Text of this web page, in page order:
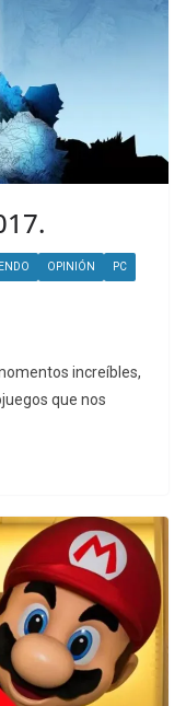
OPINIÓN PC
increíbles,
que nos